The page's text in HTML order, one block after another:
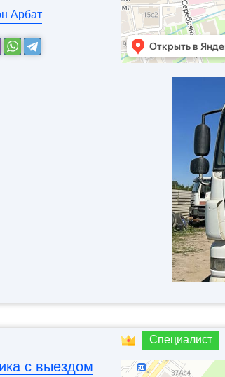
Арбат
с выездом
Специалист